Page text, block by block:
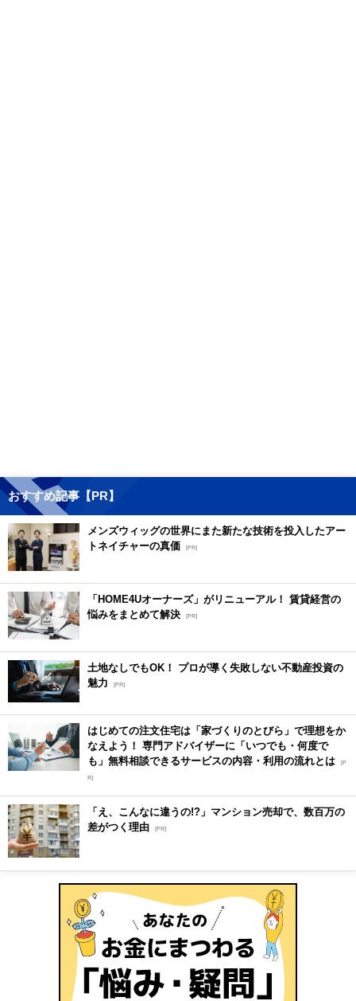
おすすめ記事【PR】
メンズウィッグの世界にまた新たな技術を投入したアー
トネイチャーの真価 [PR]
「HOME4Uオーナーズ」がリニューアル！ 賃貸経営の
悩みをまとめて解決 [PR]
土地なしでもOK！ プロが導く失敗しない不動産投資の
魅力
[PR]
はじめての注文住宅は「家づくりのとびら」で理想をか
なえよう！ 専門アドバイザーに「いつでも・何度で
も」無料相談できるサービスの内容・利用の流れとは [P
R]
「え、こんなに違うの!?」マンション売却で、数百万の
差がつく理由 [PR]